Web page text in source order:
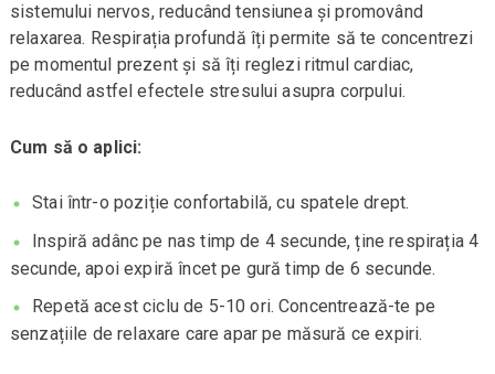
sistemului nervos, reducând tensiunea și promovând
relaxarea. Respirația profundă îți permite să te concentrezi
pe momentul prezent și să îți reglezi ritmul cardiac,
reducând astfel efectele stresului asupra corpului.
Cum să o aplici:
Stai într-o poziție confortabilă, cu spatele drept.
Inspiră adânc pe nas timp de 4 secunde, ține respirația 4
secunde, apoi expiră încet pe gură timp de 6 secunde.
Repetă acest ciclu de 5-10 ori. Concentrează-te pe
senzațiile de relaxare care apar pe măsură ce expiri.